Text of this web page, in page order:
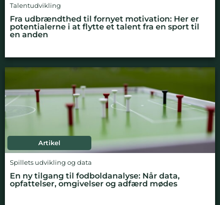
Talentudvikling
Fra udbrændthed til fornyet motivation: Her er
potentialerne i at flytte et talent fra en sport til
en anden
Artikel
Spillets udvikling og data
En ny tilgang til fodboldanalyse: Når data,
opfattelser, omgivelser og adfærd mødes